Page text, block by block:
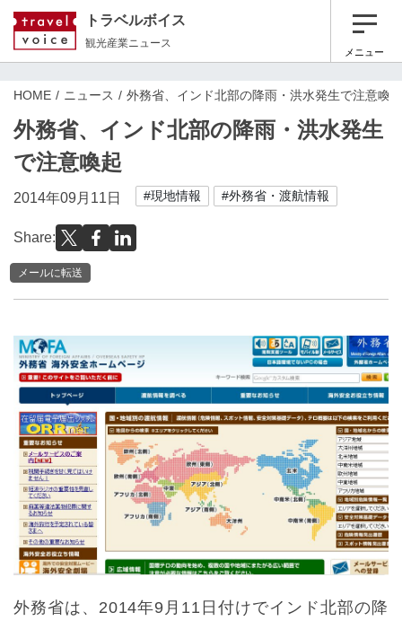
トラベルボイス
観光産業ニュース
メニュー
HOME ニュース 外務省、インド北部の降雨・洪水発生で注意喚起
外務省、インド北部の降雨・洪水発生
で注意喚起
2014年09月11日 #現地情報 #外務省・渡航情報
Share:
メールに転送
外務省は、2014年9月11日付けでインド北部の降